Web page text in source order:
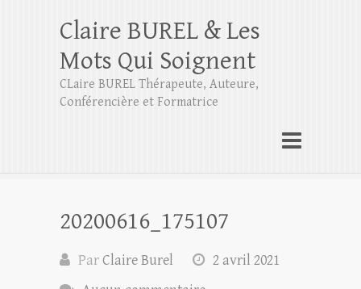
Claire BUREL & Les
Mots Qui Soignent
CLaire BUREL Thérapeute, Auteure,
Conférencière et Formatrice
20200616_175107
ParClaire Burel
2 avril 2021